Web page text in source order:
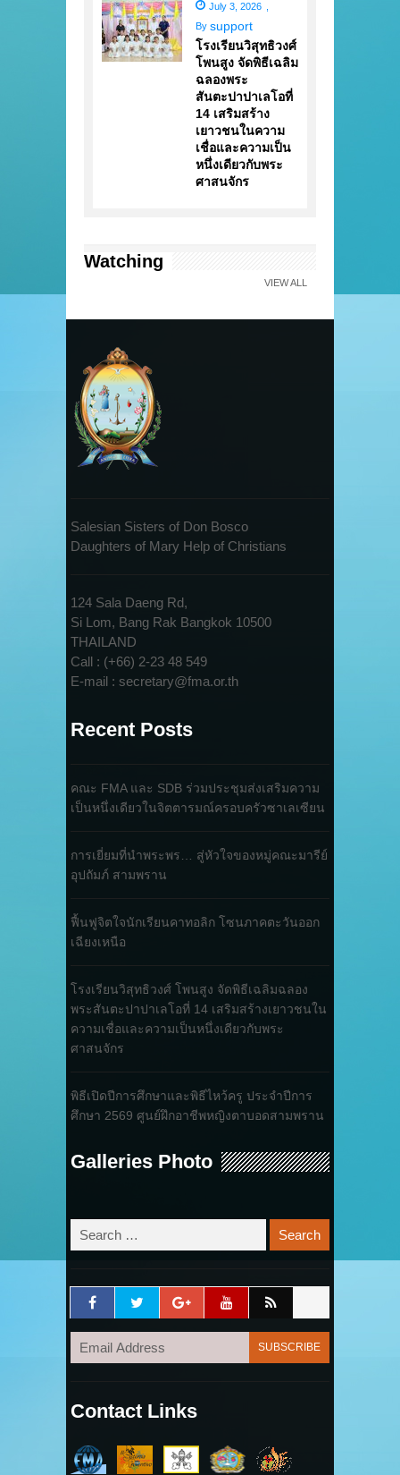
July 3, 2026
By support
โรงเรียนวิสุทธิวงศ์
โพนสูง จัดพิธีเฉลิม
ฉลองพระ
สันตะปาปาเลโอที่
14 เสริมสร้าง
เยาวชนในความ
เชื่อและความเป็น
หนึ่งเดียวกับพระ
ศาสนจักร
Watching
VIEW ALL
Salesian Sisters of Don Bosco
Daughters of Mary Help of Christians
124 Sala Daeng Rd,
Si Lom, Bang Rak Bangkok 10500
THAILAND
Call : (+66) 2-23 48 549
E-mail : secretary@fma.or.th
Recent Posts
คณะ FMA และ SDB ร่วมประชุมส่งเสริมความ
เป็นหนึ่งเดียวในจิตตารมณ์ครอบครัวซาเลเซียน
การเยี่ยมที่นำพระพร… สู่หัวใจของหมู่คณะมารีย์
อุปถัมภ์ สามพราน
ฟื้นฟูจิตใจนักเรียนคาทอลิก โซนภาคตะวันออก
เฉียงเหนือ
โรงเรียนวิสุทธิวงศ์ โพนสูง จัดพิธีเฉลิมฉลอง
พระสันตะปาปาเลโอที่ 14 เสริมสร้างเยาวชนใน
ความเชื่อและความเป็นหนึ่งเดียวกับพระ
ศาสนจักร
พิธีเปิดปีการศึกษาและพิธีไหว้ครู ประจำปีการ
ศึกษา 2569 ศูนย์ฝึกอาชีพหญิงตาบอดสามพราน
Galleries Photo
Contact Links